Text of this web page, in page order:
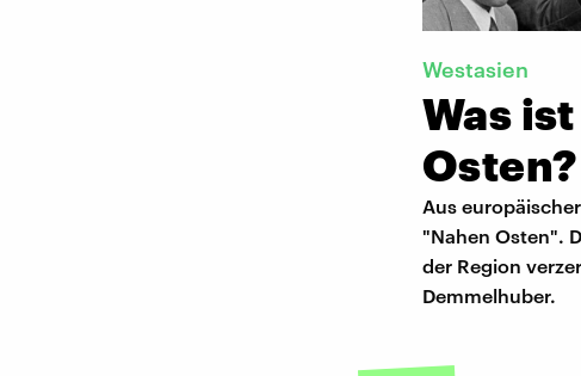
Westasien
Was
Osten?
Aus
"Nahen Osten".
der Region
Demmelhuber.